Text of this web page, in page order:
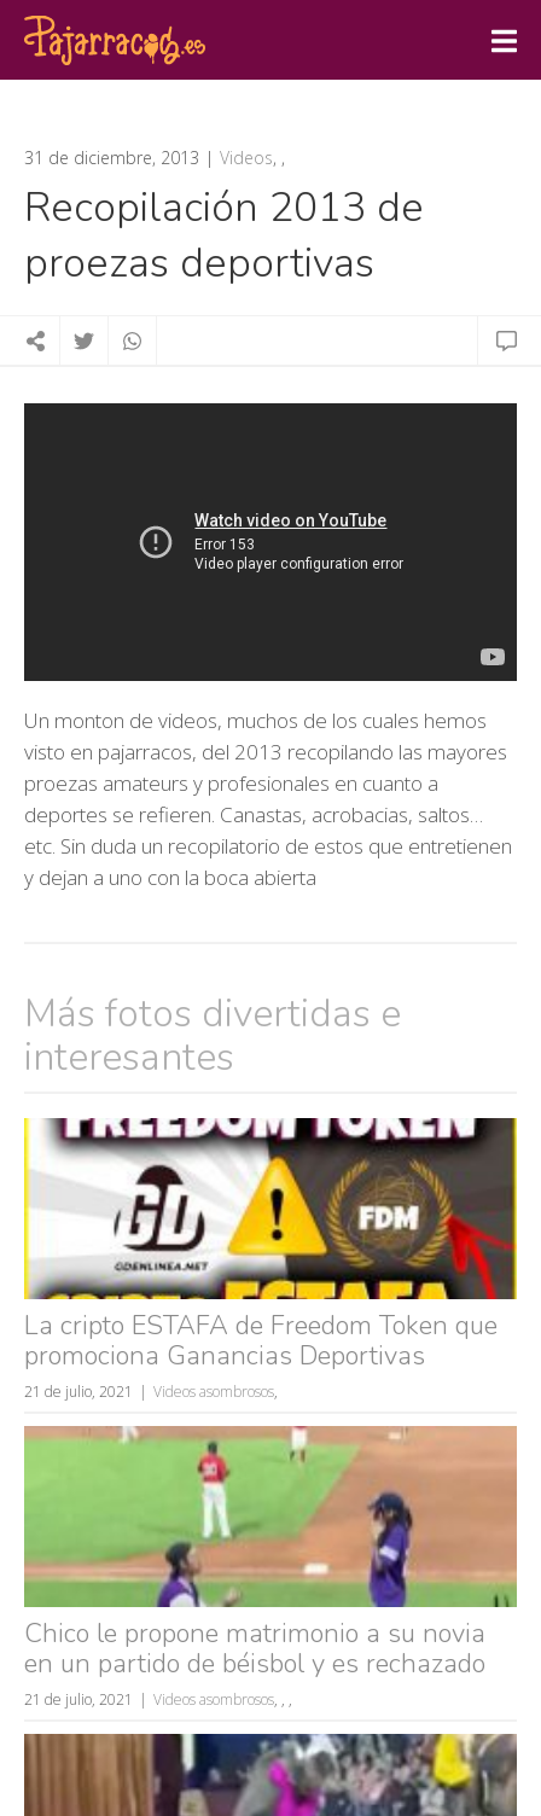
31 de diciembre, 2013 Videos, ,
Recopilación 2013 de
proezas deportivas
Un monton de videos, muchos de los cuales hemos
visto en pajarracos, del 2013 recopilando las mayores
proezas amateurs y profesionales en cuanto a
deportes se refieren. Canastas, acrobacias, saltos…
etc. Sin duda un recopilatorio de estos que entretienen
y dejan a uno con la boca abierta
Más fotos divertidas e
interesantes
La cripto ESTAFA de Freedom Token que
promociona Ganancias Deportivas
21 de julio, 2021 Videos asombrosos,
Chico le propone matrimonio a su novia
en un partido de béisbol y es rechazado
21 de julio, 2021 Videos asombrosos, , ,